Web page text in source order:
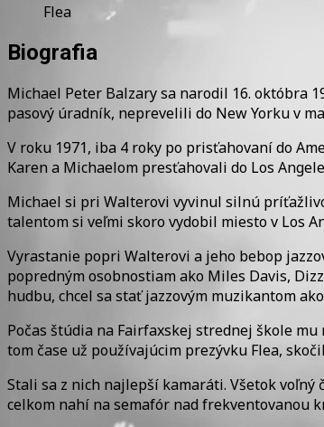
Flea
Biografia
Michael Peter Balzary sa narodil 16. októbra
pasový úradník, neprevelili do New Yorku v
V roku 1971, iba 4 roky po prisťahovaní do
Karen a Michaelom presťahovali do Los
Michael si pri Walterovi vyvinul silnú
talentom si veľmi skoro vydobil miesto v Los
Vyrastanie popri Walterovi a jeho bebop
popredným osobnostiam ako Miles Davis,
hudbu, chcel sa stať jazzovým muzikantom
Počas štúdia na Fairfaxskej strednej škole
tom čase už používajúcim prezývku Flea,
Stali sa z nich najlepší kamaráti. Všetok
celkom nahí na semafór nad frekventovanou